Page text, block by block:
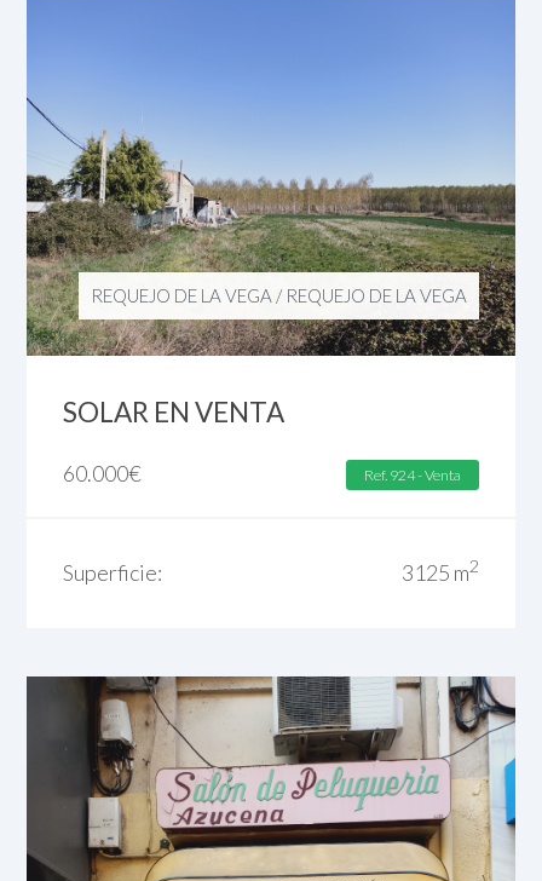
REQUEJO DE LA VEGA / REQUEJO DE LA VEGA
SOLAR EN VENTA
60.000€ Ref. 924 - Venta
Superficie: 3125 m2